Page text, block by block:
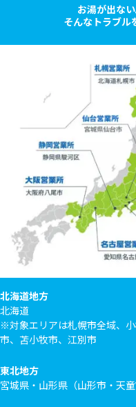
お湯が出な
そんなトラブル
北海道地方
北海道
※対象エリアは札幌市全域、
市、苫小牧市、江別市
東北地方
宮城県・山形県（山形市・天童